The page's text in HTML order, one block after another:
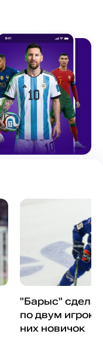
"Барыс"
по двум
них новичок